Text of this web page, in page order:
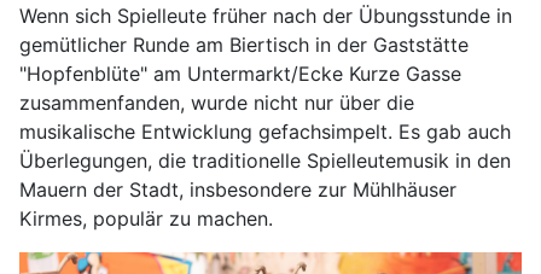
Wenn sich Spielleute früher nach der Übungsstunde in
gemütlicher Runde am Biertisch in der Gaststätte
"Hopfenblüte" am Untermarkt/Ecke Kurze Gasse
zusammenfanden, wurde nicht nur über die
musikalische Entwicklung gefachsimpelt. Es gab auch
Überlegungen, die traditionelle Spielleutemusik in den
Mauern der Stadt, insbesondere zur Mühlhäuser
Kirmes, populär zu machen.